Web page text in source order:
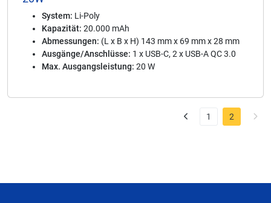
System: Li-Poly
Kapazität: 20.000 mAh
Abmessungen: (L x B x H) 143 mm x 69 mm x 28 mm
Ausgänge/Anschlüsse: 1 x USB-C, 2 x USB-A QC 3.0
Max. Ausgangsleistung: 20 W
1 2